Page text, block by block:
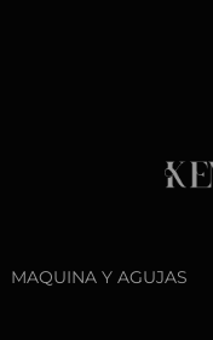
MAQUINA Y AGUJAS